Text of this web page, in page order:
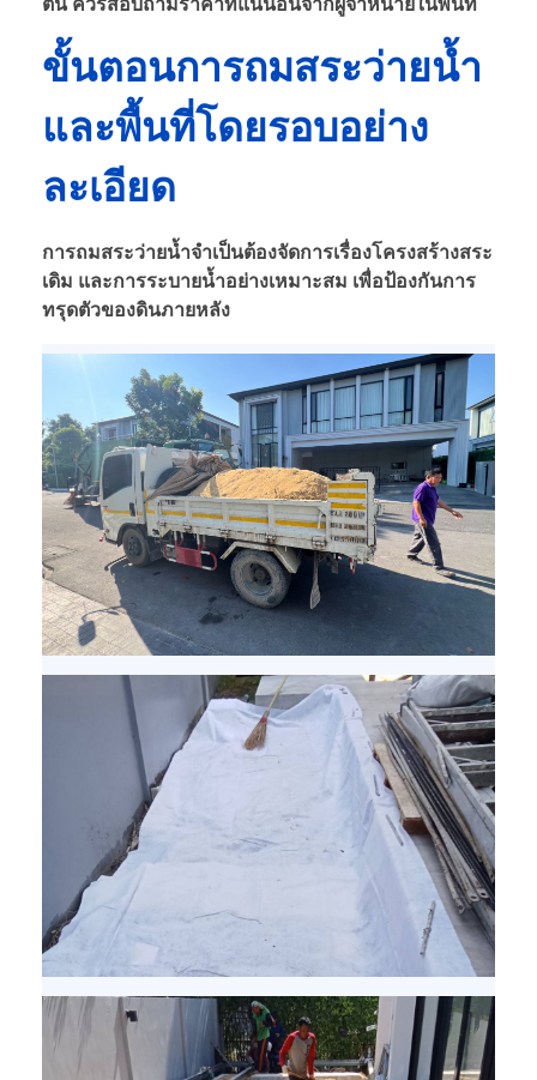
ต้น ควรสอบถามราคาที่แน่นอนจากผู้จำหน่ายในพื้นที่
ขั้นตอนการถมสระว่ายน้ำ
และพื้นที่โดยรอบอย่าง
ละเอียด
การถมสระว่ายน้ำจำเป็นต้องจัดการเรื่องโครงสร้างสระ
เดิม และการระบายน้ำอย่างเหมาะสม เพื่อป้องกันการ
ทรุดตัวของดินภายหลัง